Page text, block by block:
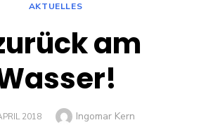
AKTUELLES
am
2018 Author
Ingomar Kern